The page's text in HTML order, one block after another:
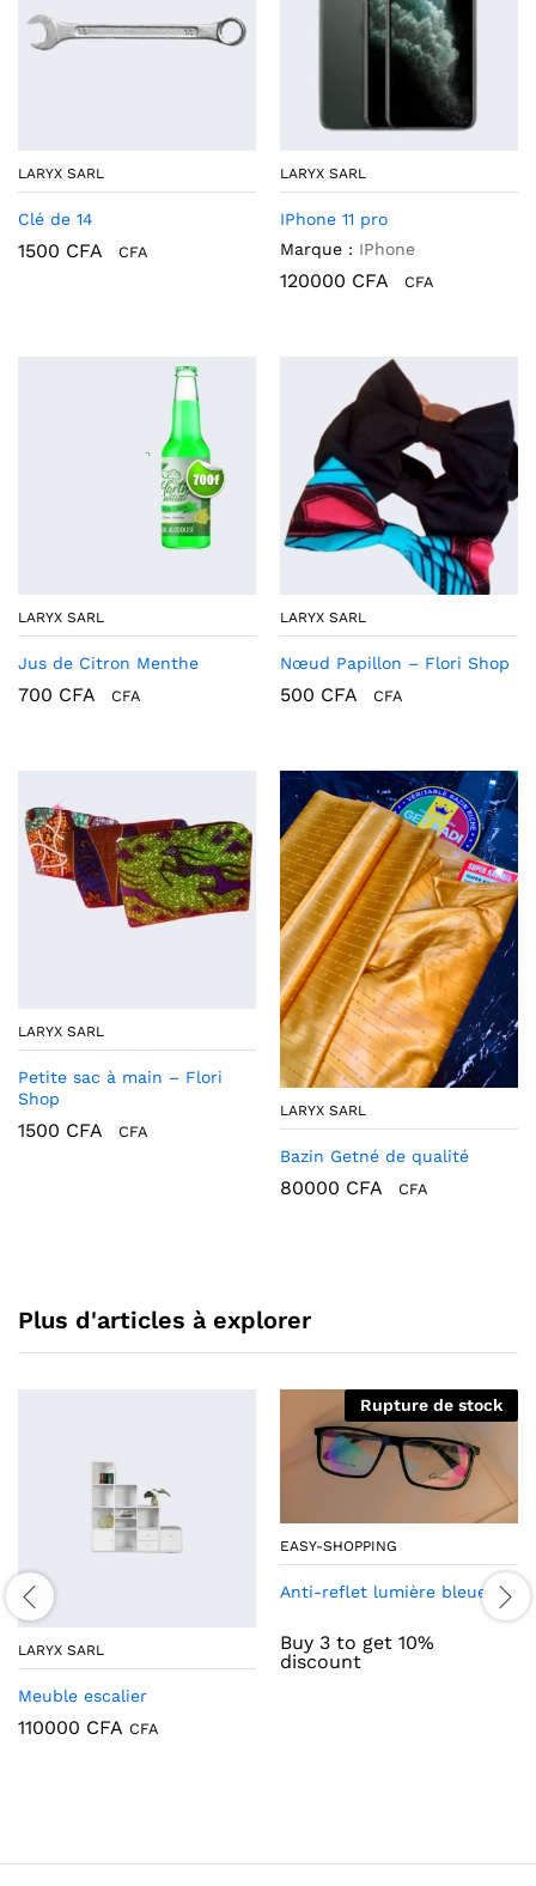
LARYX SARL
Clé de 14
1500 CFA CFA
LARYX SARL
IPhone 11 pro
Marque : IPhone
120000 CFA CFA
LARYX SARL
Jus de Citron Menthe
700 CFA CFA
LARYX SARL
Nœud Papillon – Flori Shop
500 CFA CFA
LARYX SARL
Petite sac à main – Flori
Shop
1500 CFA CFA
LARYX SARL
Bazin Getné de qualité
80000 CFA CFA
Plus d'articles à explorer
LARYX SARL
Meuble escalier
110000 CFA CFA
Rupture de stock
EASY-SHOPPING
Anti-reflet lumière bleue
Buy 3 to get 10%
discount